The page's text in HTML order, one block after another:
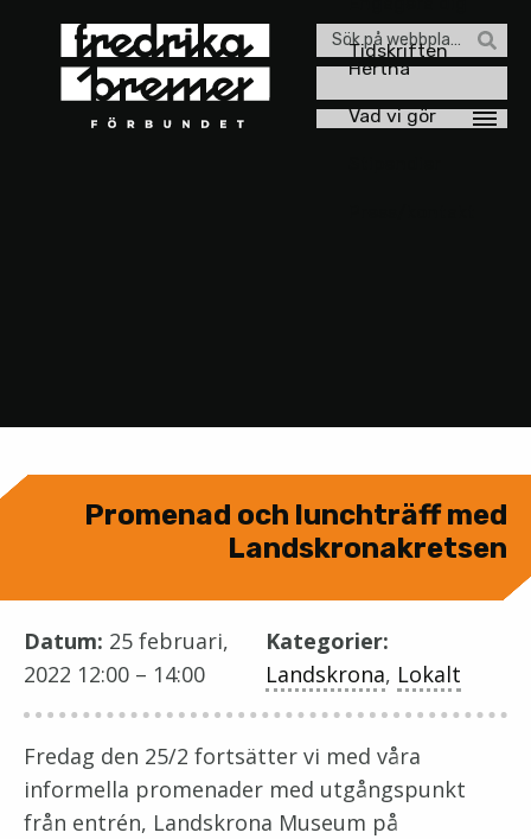
Sök
efter:
Tidskriften
Hertha
Vad vi gör
Promenad och lunchträff med
Landskronakretsen
Datum: 25 februari,
2022 12:00 – 14:00
Kategorier:
Landskrona, Lokalt
Fredag den 25/2 fortsätter vi med våra
informella promenader med utgångspunkt
från entrén, Landskrona Museum på